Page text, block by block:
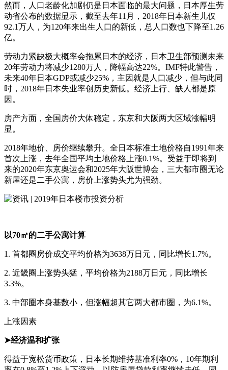
然而，人口老龄化加剧仍是日本面临的最大问题，日本厚生劳
动省公布的数据显示，截至去年11月，2018年日本新生儿仅
92.1万人，为120年来出生人口的新低，总人口数也下降至1.26
亿。
劳动力紧缺极大概率会拖累日本的经济，日本卫生部预测未来
20年劳动力将减少1280万人，降幅高达22%。IMF特此警告，
未来40年日本GDP或减少25%，主因就是人口减少，但与此同
时，2018年日本失业率创历史新低。经济上行、缺人都是原
因。
房产方面，全国房价大体稳定，东京和大阪两大区域涨幅明
显。
2018年地价、房价继续攀升。全日本标准土地价格自1991年来
首次上涨，去年全国平均土地价格上涨0.1%。受益于即将到
来的2020年东京奥运会和2025年大阪世博会，三大都市圈无论
新屋还是二手公寓，房价上涨势头尤为强劲。
以70㎡的二手公寓计算
1. 首都圈房价成交平均价格为3638万日元，同比增长1.7%。
2. 近畿圈上涨势头猛，平均价格为2188万日元，同比增长
3.3%。
3. 中部圈本身基数小，但涨幅超其它两大都市圈，为6.1%。
上涨因素
➤经济温和扩张
得益于宽松货币政策，日本长期维持基准利率0%，10年期利